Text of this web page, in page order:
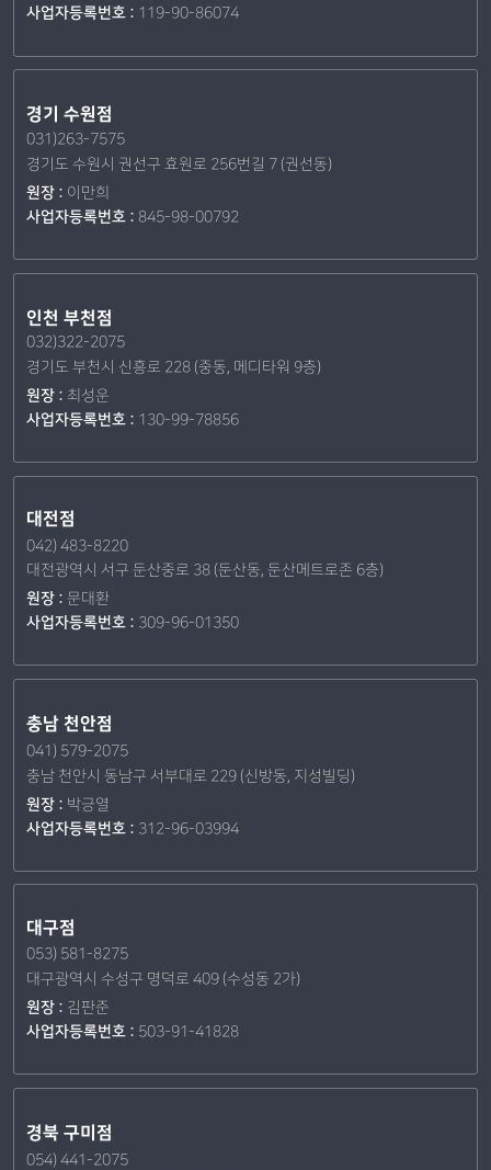
사업자등록번호 : 119-90-86074
경기 수원점
031)263-7575
경기도 수원시 권선구 효원로 256번길 7 (권선동)
원장 : 이만희
사업자등록번호 : 845-98-00792
인천 부천점
032)322-2075
경기도 부천시 신흥로 228 (중동, 메디타워 9층)
원장 : 최성운
사업자등록번호 : 130-99-78856
대전점
042) 483-8220
대전광역시 서구 둔산중로 38 (둔산동, 둔산메트로존 6층)
원장 : 문대환
사업자등록번호 : 309-96-01350
충남 천안점
041) 579-2075
충남 천안시 동남구 서부대로 229 (신방동, 지성빌딩)
원장 : 박긍열
사업자등록번호 : 312-96-03994
대구점
053) 581-8275
대구광역시 수성구 명덕로 409 (수성동 2가)
원장 : 김판준
사업자등록번호 : 503-91-41828
경북 구미점
054) 441-2075